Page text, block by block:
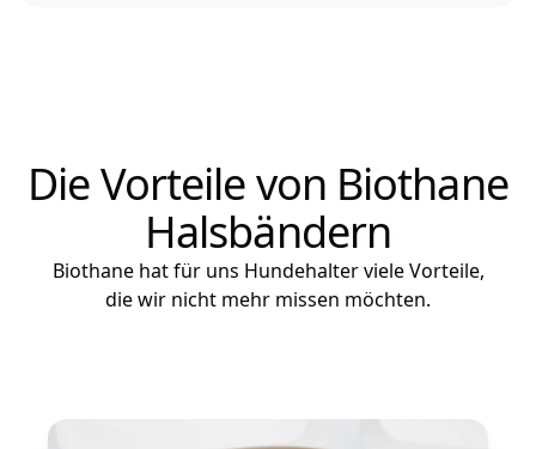
Die Vorteile von Biothane
Halsbändern
Biothane hat für uns Hundehalter viele Vorteile,
die wir nicht mehr missen möchten.